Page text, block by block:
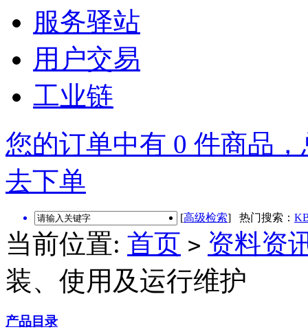
服务驿站
用户交易
工业链
您的订单中有 0 件商品
去下单
[高级检索] 热门搜索：
当前位置: 首页 > 资料资
装、使用及运行维护
产品目录